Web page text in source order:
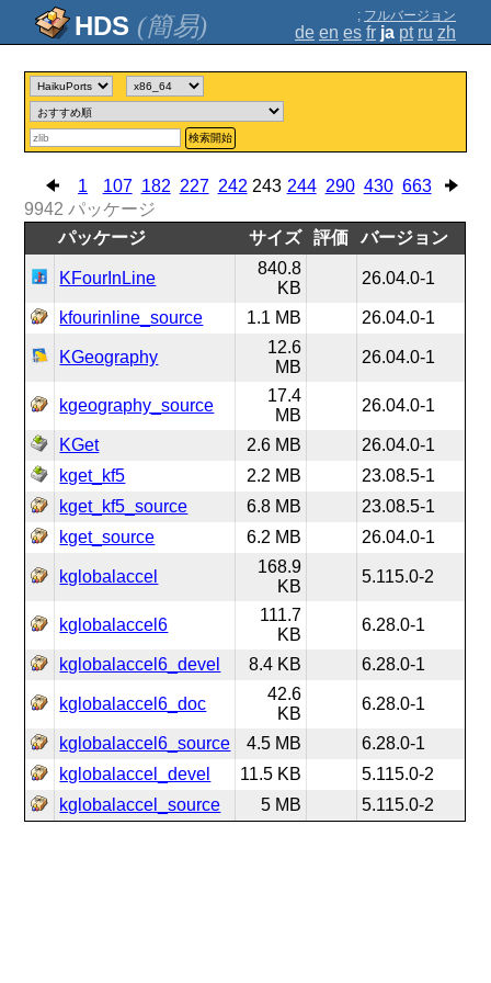
(簡易) ; フルバージョン
de en es fr ja pt ru zh
検索開始
1 107 182 227 242 243 244 290 430 663
9942 パッケージ
パッケージ
サイズ 評価 バージョン
KFourInLine
840.8
KB
26.04.0-1
kfourinline_source 1.1 MB 26.04.0-1
KGeography
12.6
MB
26.04.0-1
kgeography_source
17.4
MB
26.04.0-1
KGet 2.6 MB
26.04.0-1
kget_kf5
2.2 MB
23.08.5-1
kget_kf5_source
6.8 MB
23.08.5-1
kget_source
6.2 MB 26.04.0-1
kglobalaccel
168.9
KB
5.115.0-2
kglobalaccel6
111.7
KB
6.28.0-1
kglobalaccel6_devel 8.4 KB 6.28.0-1
kglobalaccel6_doc
42.6
KB
6.28.0-1
kglobalaccel6_source 4.5 MB
6.28.0-1
kglobalaccel_devel
11.5 KB
5.115.0-2
kglobalaccel_source
5 MB 5.115.0-2